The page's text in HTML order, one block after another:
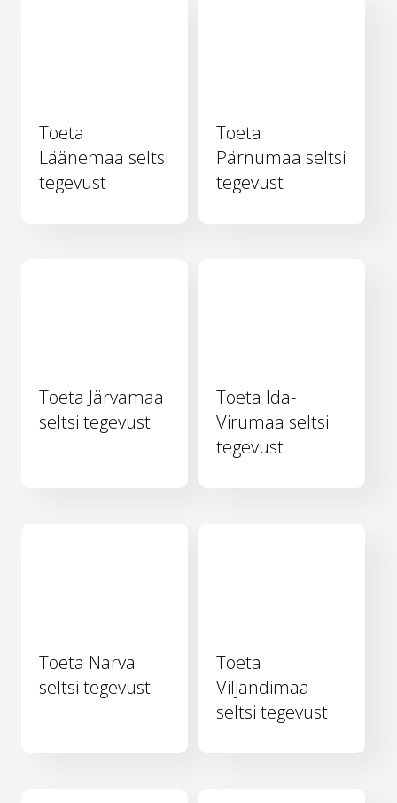
Toeta
Läänemaa seltsi
tegevust
Toeta
Pärnumaa seltsi
tegevust
Toeta Järvamaa
seltsi tegevust
Toeta Ida-
Virumaa seltsi
tegevust
Toeta Narva
seltsi tegevust
Toeta
Viljandimaa
seltsi tegevust